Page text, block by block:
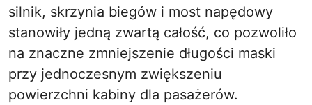
silnik, skrzynia biegów i most napędowy
stanowiły jedną zwartą całość, co pozwoliło
na znaczne zmniejszenie długości maski
przy jednoczesnym zwiększeniu
powierzchni kabiny dla pasażerów.